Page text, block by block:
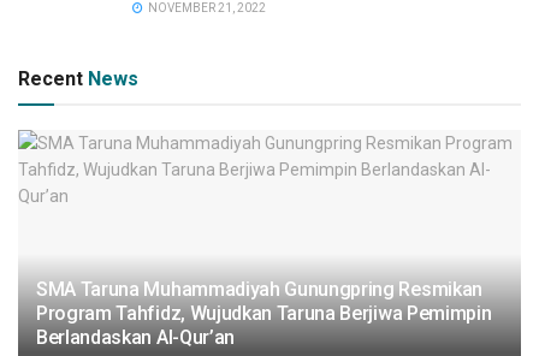
NOVEMBER 21, 2022
Recent News
SMA Taruna Muhammadiyah Gunungpring Resmikan
Program Tahfidz, Wujudkan Taruna Berjiwa Pemimpin
Berlandaskan Al-Qur’an